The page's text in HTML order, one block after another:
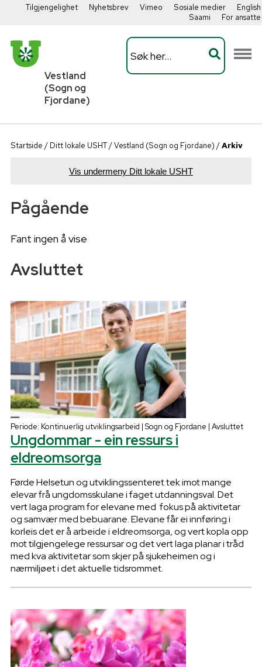
Tilgjengelighet Nyhetsbrev Vimeo Sosiale medier
English
Saami
For ansatte
Vestland
(Sogn og
Fjordane)
Startside / Ditt lokale USHT/Vestland (Sogn og Fjordane) /Arkiv
Vis undermeny Ditt lokale USHT
Pågående
Fant ingen å vise
Avsluttet
Periode: Kontinuerlig utviklingsarbeid | Sogn og Fjordane | Avsluttet
Ungdommar - ein ressurs i
eldreomsorga
Førde Helsetun og utviklingssenteret tek imot mange
elevar frå ungdomsskulane i faget utdanningsval. Det
vert laga program for elevane med fokus på aktivitetar
og samvær med bebuarane. Elevane får ei innføring i
korleis det er å arbeide i eldreomsorga, og vert kopla opp
mot tilgjengelege ressursar og det vert laga planar i tråd
med kva aktivitetar som skjer på sjukeheimen og i
nærmiljøet i det aktuelle tidsrommet.